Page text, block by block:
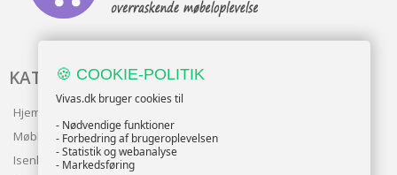
KATALOG
Hjem & Have
Møbler
Isenkram
🍪 COOKIE-POLITIK
Vivas.dk bruger cookies til
- Nødvendige funktioner
- Forbedring af brugeroplevelsen
- Statistik og webanalyse
- Markedsføring